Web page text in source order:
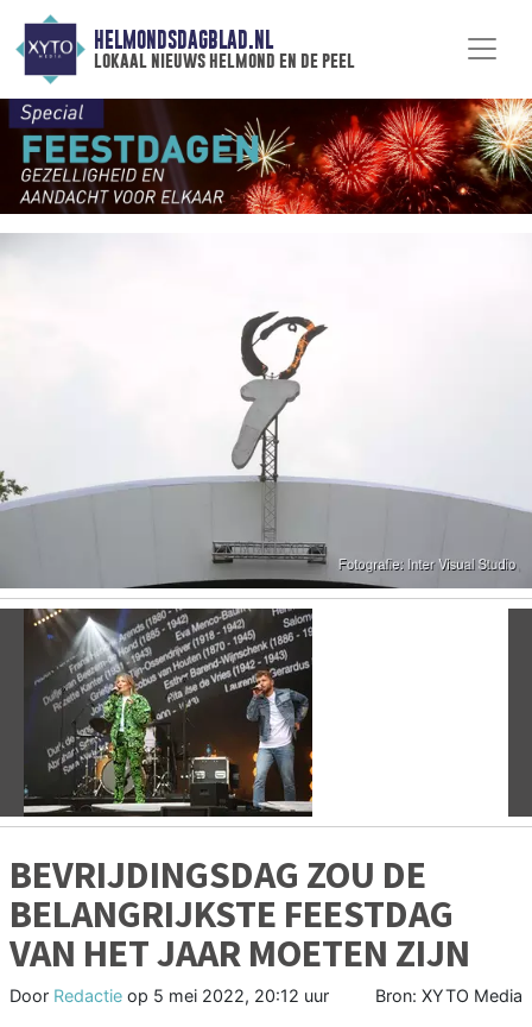
HELMONDSDAGBLAD.NL
lokaal nieuws helmond en de peel
BEVRIJDINGSDAG ZOU DE
BELANGRIJKSTE FEESTDAG
VAN HET JAAR MOETEN ZIJN
Door Redactie op 5 mei 2022, 20:12 uur Bron: XYTO Media